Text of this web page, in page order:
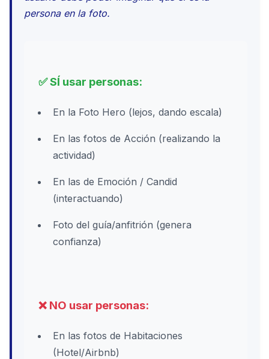
persona en la foto.
✅ SÍ usar personas:
En la Foto Hero (lejos, dando escala)
En las fotos de Acción (realizando la
actividad)
En las de Emoción / Candid
(interactuando)
Foto del guía/anfitrión (genera
confianza)
❌ NO usar personas:
En las fotos de Habitaciones
(Hotel/Airbnb)